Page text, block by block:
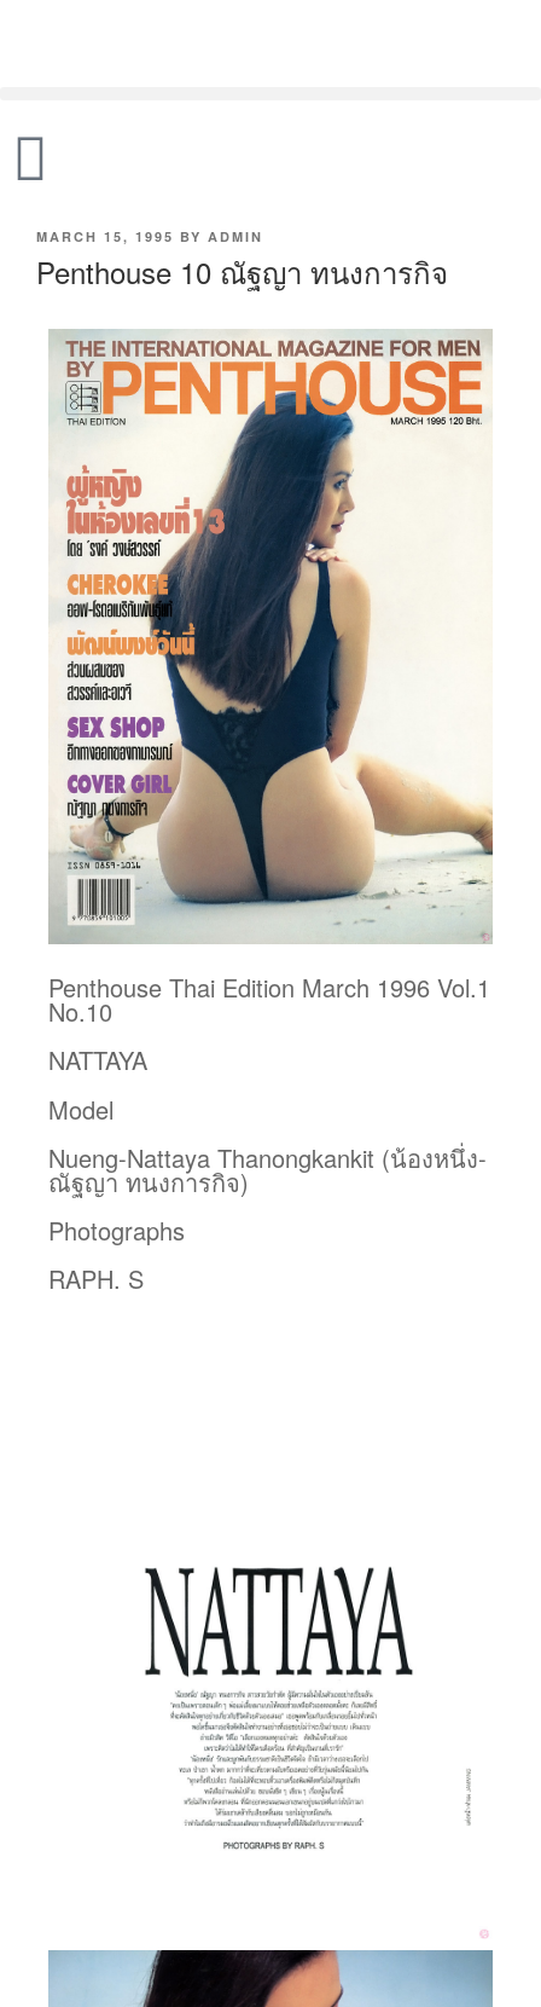
MARCH 15, 1995 BY ADMIN
Penthouse 10 ณัฐญา ทนงการกิจ
Penthouse Thai Edition March 1996 Vol.1
No.10
NATTAYA
Model
Nueng-Nattaya Thanongkankit (น้องหนึ่ง-
ณัฐญา ทนงการกิจ)
Photographs
RAPH. S